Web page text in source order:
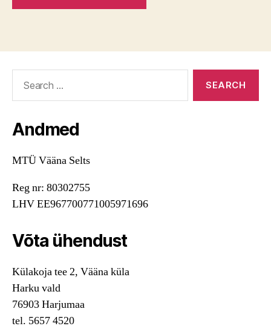
Andmed
MTÜ Vääna Selts
Reg nr: 80302755
LHV EE967700771005971696
Võta ühendust
Külakoja tee 2, Vääna küla
Harku vald
76903 Harjumaa
tel. 5657 4520